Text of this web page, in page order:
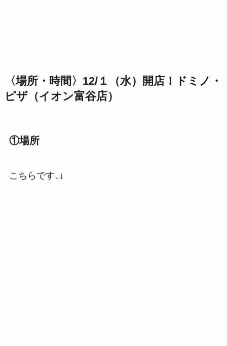
〈場所・時間〉12/１（水）開店！ドミノ・
ピザ（イオン富谷店）
①場所
こちらです↓↓